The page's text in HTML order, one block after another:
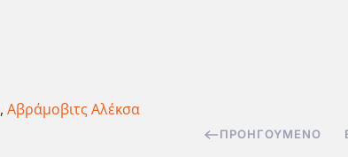
, Αβράμοβιτς Αλέκσα
ΠΡΟΗΓΟΎΜΕΝΟ